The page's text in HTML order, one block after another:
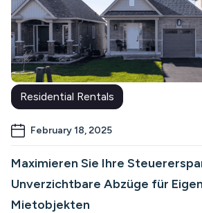
Residential Rentals
February 18, 2025
Maximieren Sie Ihre
Unverzichtbare Abzüge für
Mietobjekten